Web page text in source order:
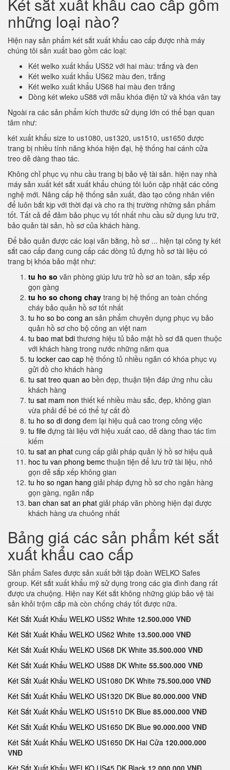
những loại nào?
Hiện nay sản phẩm két sắt xuất khẩu cao cấp được nhà máy
chúng tôi sản xuất bao gồm các loại:
Két welko xuất khẩu US52 với hai màu: trắng và đen
Két welko xuất khẩu US62 màu đen, trắng
Két welko xuất khẩu US68 hai màu đen trắng
Dòng két wleko uS88 với mẫu khóa điện tử và khóa vân tay
Ngoài ra các sản phẩm kích thước sử dụng lớn có thể bạn quan
tâm như:
két xuất khẩu size to us1080, us1320, us1510, us1650 được
trang bị nhiều tính năng khóa hiện đại, hệ thống hai cánh cửa
treo dễ dàng thao tác.
Không chỉ phục vụ nhu cầu trang bị bảo vệ tài sản. hiện nay nhà
máy sản xuất két sắt xuất khẩu chúng tôi luôn cập nhật các công
nghệ mới. Nâng cấp hệ thống sản xuất, đào tạo công nhân viên
để luôn bắt kịp với thời đại và cho ra thị trường những sản phẩm
tốt. Tất cả để đảm bảo phục vụ tốt nhất nhu cầu sử dụng lưu trữ,
bảo quản tài sản, hồ sơ của khách hàng.
Để bảo quản được các loại văn bằng, hồ sơ ... hiện tại công ty két
sắt cao cấp đang cung cấp các dòng tủ đựng hồ sơ tài liệu có
trang bị khóa bảo mật như:
tu ho so văn phòng giúp lưu trữ hồ sơ an toàn, sắp xếp
gọn gàng
tu ho so chong chay trang bị hệ thống an toàn chống
cháy bảo quản hồ sơ tốt nhất
tu ho so bo cong an sản phẩm chuyên dụng phục vụ bảo
quản hồ sơ cho bộ công an việt nam
tu bao mat bdi thương hiệu tủ bảo mật hồ sơ đã quen thuộc
với khách hàng trong nước những năm qua
tu locker cao cap hệ thống tủ nhiều ngăn có khóa phục vụ
gửi đồ cho khách hàng
tu sat treo quan ao bền đẹp, thuận tiện đáp ứng nhu cầu
khách hàng
tu sat mam non thiết kế nhiều màu sắc, đẹp, không gian
vừa phải để bé có thể tự cất đồ
tu ho so di dong đem lại hiệu quả cao trong công việc
tu file đựng tài liệu với hiệu xuất cao, dễ dàng thao tác tìm
kiếm
tu sat an phat cung cấp giải pháp quản lý hồ sơ hiệu quả
hoc tu van phong bemc thuận tiện để lưu trữ tài liệu, nhỏ
gọn dễ sắp xếp không gian
tu ho so ngan hang giải pháp đựng hồ sơ cho ngân hàng
gọn gàng, ngăn nắp
ban chan sat an phat giải pháp văn phòng hiện đại được
khách hàng ưa chuông nhất
Bảng giá các sản phẩm két sắt
xuất khẩu cao cấp
Sản phẩm Safes được sản xuất bởi tập đoàn WELKO Safes
group. Két sắt xuất khẩu mỹ sử dụng trong các gia đình đang rất
được ưa chuộng. Hiện nay Két sắt không những giúp bảo vệ tài
sản khỏi trộm cắp mà còn chống cháy tốt được nữa.
Két Sắt Xuất Khẩu WELKO US52 White 12.500.000 VNĐ
Két Sắt Xuất Khẩu WELKO US62 White 13.500.000 VNĐ
Két Sắt Xuất Khẩu WELKO US68 DK White 35.500.000 VNĐ
Két Sắt Xuất Khẩu WELKO US88 DK White 55.500.000 VNĐ
Két Sắt Xuất Khẩu WELKO US1080 DK White 75.500.000 VNĐ
Két Sắt Xuất Khẩu WELKO US1320 DK Blue 80.000.000 VNĐ
Két Sắt Xuất Khẩu WELKO US1510 DK Blue 85.000.000 VNĐ
Két Sắt Xuất Khẩu WELKO US1650 DK Blue 90.000.000 VNĐ
Két Sắt Xuất Khẩu WELKO US1650 DK Hai Cửa 120.000.000
VNĐ
Két Sắt Xuất Khẩu WELKO US45 DK Black 12.000.000 VNĐ